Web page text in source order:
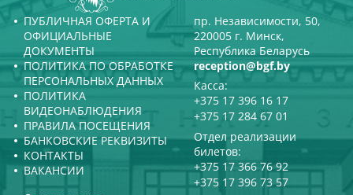
ПУБЛИЧНАЯ ОФЕРТА И
ОФИЦИАЛЬНЫЕ
ДОКУМЕНТЫ
ПОЛИТИКА ПО ОБРАБОТКЕ
ПЕРСОНАЛЬНЫХ ДАННЫХ
ПОЛИТИКА
ВИДЕОНАБЛЮДЕНИЯ
ПРАВИЛА ПОСЕЩЕНИЯ
БАНКОВСКИЕ РЕКВИЗИТЫ
КОНТАКТЫ
ВАКАНСИИ
пр. Независимости, 50,
220005 г. Минск,
Республика Беларусь
reception@bgf.by
Касса:
+375 17 396 16 17
+375 17 284 67 01
Отдел реализации
билетов:
+375 17 366 76 92
+375 17 396 73 57